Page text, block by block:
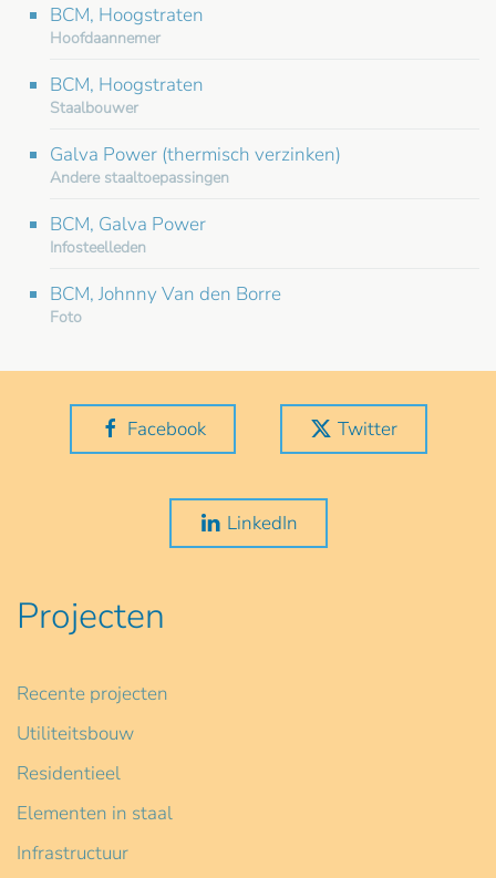
BCM, Hoogstraten
Hoofdaannemer
BCM, Hoogstraten
Staalbouwer
Galva Power (thermisch verzinken)
Andere staaltoepassingen
BCM, Galva Power
Infosteelleden
BCM, Johnny Van den Borre
Foto
Facebook Twitter
LinkedIn
Projecten
Recente projecten
Utiliteitsbouw
Residentieel
Elementen in staal
Infrastructuur